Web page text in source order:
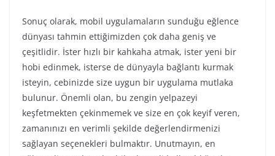
Sonuç olarak, mobil uygulamaların sunduğu eğlence
dünyası tahmin ettiğimizden çok daha geniş ve
çeşitlidir. İster hızlı bir kahkaha atmak, ister yeni bir
hobi edinmek, isterse de dünyayla bağlantı kurmak
isteyin, cebinizde size uygun bir uygulama mutlaka
bulunur. Önemli olan, bu zengin yelpazeyi
keşfetmekten çekinmemek ve size en çok keyif veren,
zamanınızı en verimli şekilde değerlendirmenizi
sağlayan seçenekleri bulmaktır. Unutmayın, en